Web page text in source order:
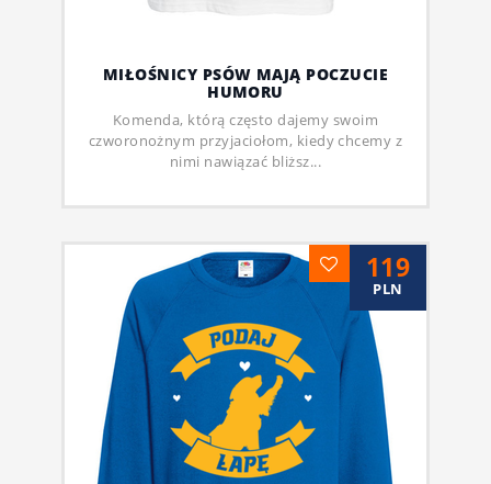
MIŁOŚNICY PSÓW MAJĄ POCZUCIE
HUMORU
Komenda, którą często dajemy swoim
czworonożnym przyjaciołom, kiedy chcemy z
nimi nawiązać bliższ...
119
PLN